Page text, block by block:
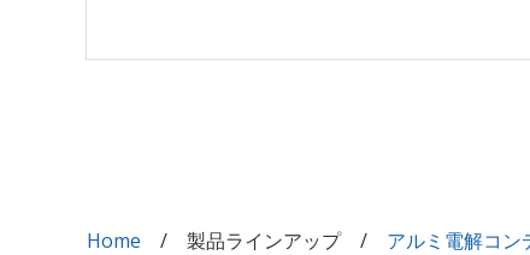
Home 製品ラインアップ アルミ電解コン